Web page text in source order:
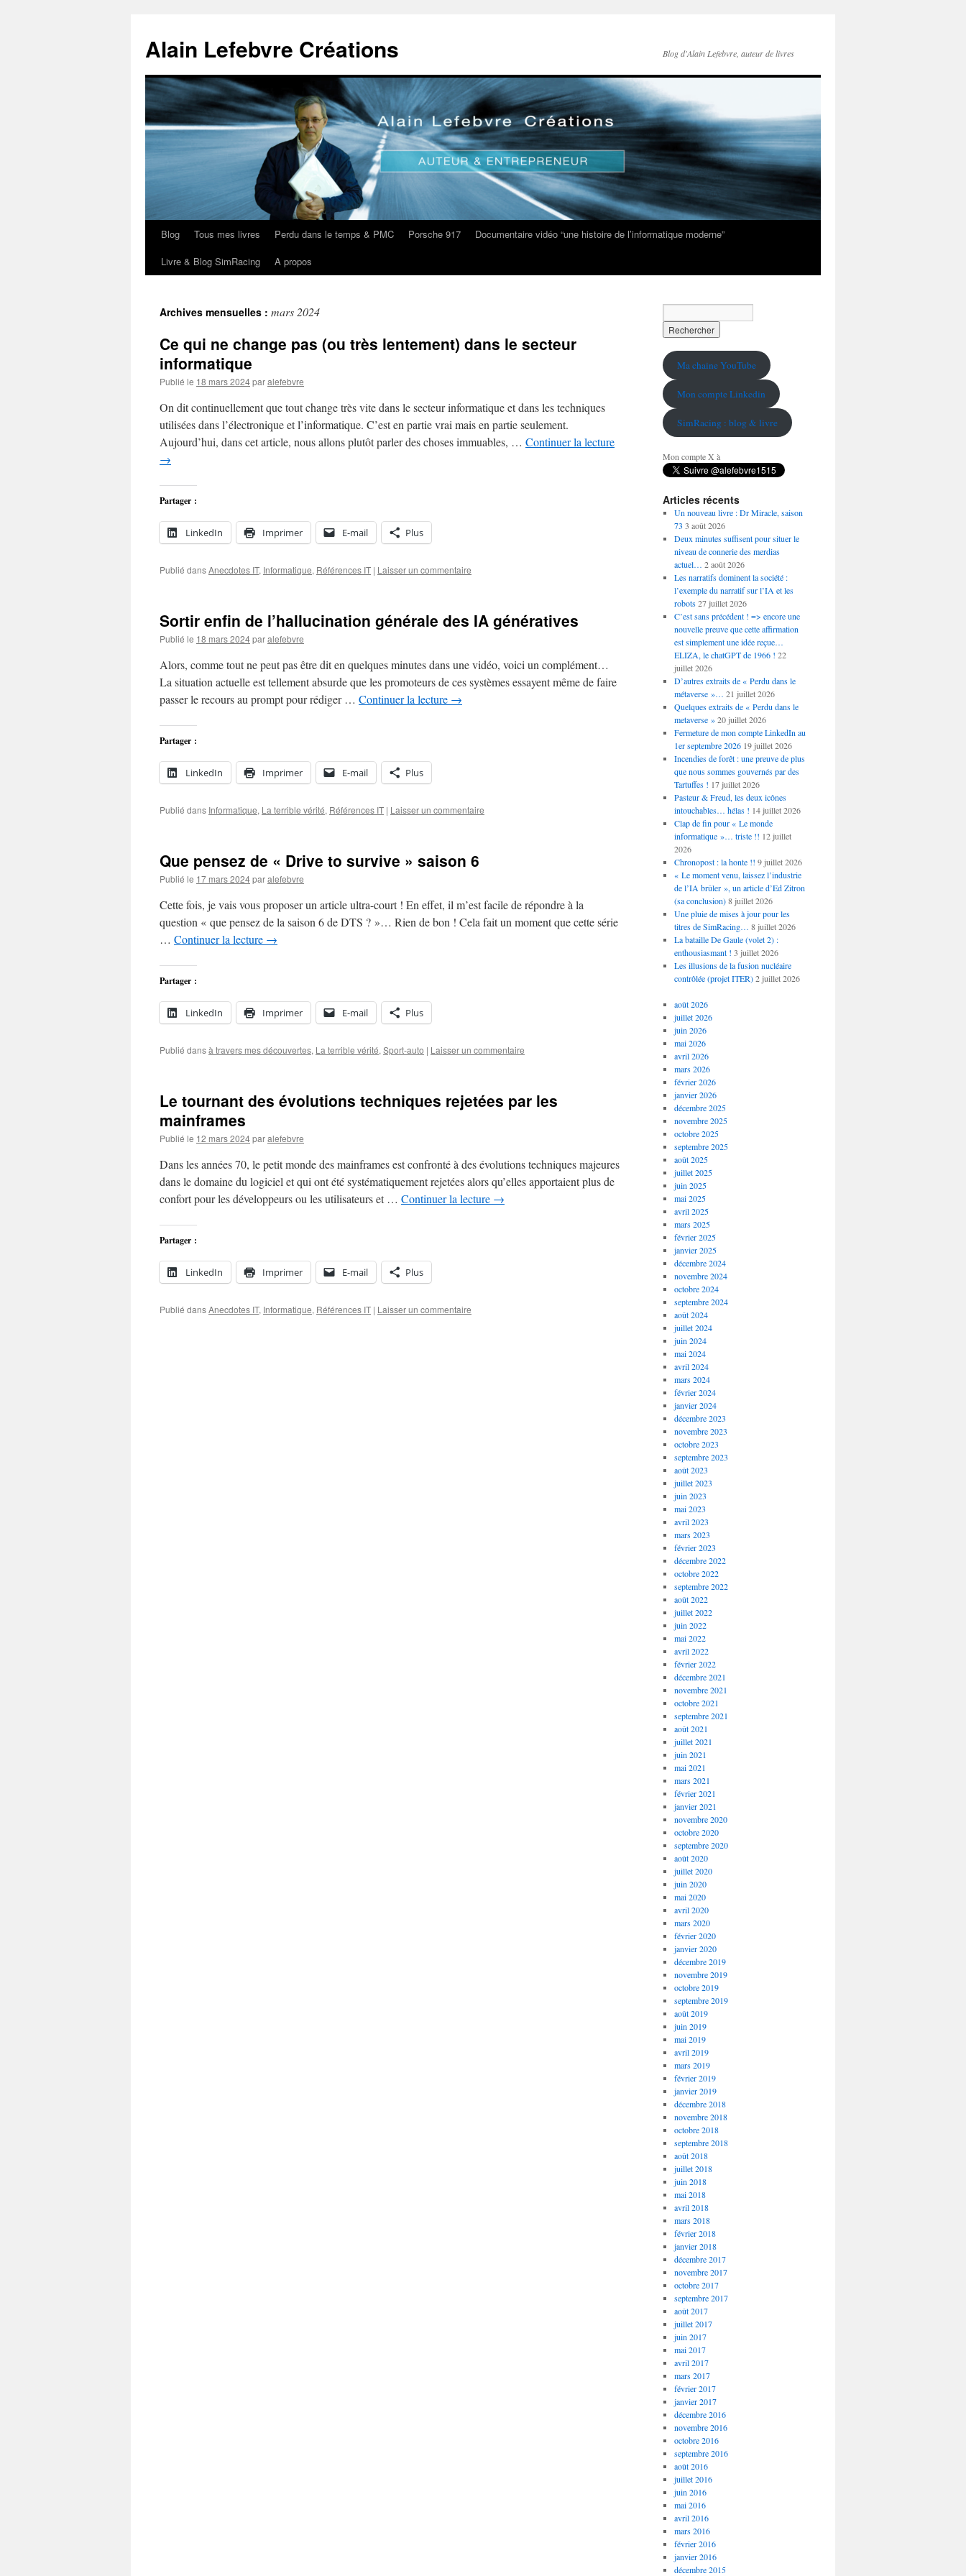
contenu
Alain Lefebvre Créations Blog d'Alain Lefebvre, auteur de livres
Blog Tous mes livres Perdu dans le temps & PMC Porsche 917
Documentaire vidéo “une histoire de l’informatique moderne”
Livre & Blog SimRacing
A propos
Archives mensuelles : mars 2024
Ce qui ne change pas (ou très lentement) dans le secteur
informatique
Publié le 18 mars 2024paralefebvre
On dit continuellement que tout change très vite dans le secteur informatique et dans les techniques
utilisées dans l’électronique et l’informatique. C’est en partie vrai mais en partie seulement.
Aujourd’hui, dans cet article, nous allons plutôt parler des choses immuables, … Continuer la lecture
→
Partager :
LinkedIn Imprimer E-mail Plus
Publié dansAnecdotes IT, Informatique, Références IT | Laisser un commentaire
Sortir enfin de l’hallucination générale des IA génératives
Publié le 18 mars 2024paralefebvre
Alors, comme tout ne peut pas être dit en quelques minutes dans une vidéo, voici un complément…
La situation actuelle est tellement absurde que les promoteurs de ces systèmes essayent même de faire
passer le recours au prompt pour rédiger … Continuer la lecture →
Partager :
LinkedIn Imprimer E-mail Plus
Publié dans Informatique, La terrible vérité, Références IT | Laisser un commentaire
Que pensez de « Drive to survive » saison 6
Publié le 17 mars 2024paralefebvre
Cette fois, je vais vous proposer un article ultra-court ! En effet, il m’est facile de répondre à la
question « que pensez de la saison 6 de DTS ? »… Rien de bon ! Cela fait un moment que cette série
… Continuer la lecture →
Partager :
LinkedIn Imprimer E-mail Plus
Publié dansà travers mes découvertes, La terrible vérité, Sport-auto | Laisser un commentaire
Le tournant des évolutions techniques rejetées par les
mainframes
Publié le 12 mars 2024paralefebvre
Dans les années 70, le petit monde des mainframes est confronté à des évolutions techniques majeures
dans le domaine du logiciel et qui ont été systématiquement rejetées alors qu’elles apportaient plus de
confort pour les développeurs ou les utilisateurs et … Continuer la lecture →
Partager :
LinkedIn Imprimer E-mail Plus
Publié dansAnecdotes IT, Informatique, Références IT | Laisser un commentaire
Ma chaine YouTube
Mon compte Linkedin
SimRacing : blog & livre
Mon compte X à
Articles récents
Un nouveau livre : Dr Miracle, saison
73 3 août 2026
Deux minutes suffisent pour situer le
niveau de connerie des merdias
actuel… 2 août 2026
Les narratifs dominent la société :
l’exemple du narratif sur l’IA et les
robots 27 juillet 2026
C’est sans précédent ! => encore une
nouvelle preuve que cette affirmation
est simplement une idée reçue…
ELIZA, le chatGPT de 1966 ! 22
juillet 2026
D’autres extraits de « Perdu dans le
métaverse »… 21 juillet 2026
Quelques extraits de « Perdu dans le
metaverse » 20 juillet 2026
Fermeture de mon compte LinkedIn au
1er septembre 2026 19 juillet 2026
Incendies de forêt : une preuve de plus
que nous sommes gouvernés par des
Tartuffes ! 17 juillet 2026
Pasteur & Freud, les deux icônes
intouchables… hélas ! 14 juillet 2026
Clap de fin pour « Le monde
informatique »… triste !! 12 juillet
2026
Chronopost : la honte !! 9 juillet 2026
« Le moment venu, laissez l’industrie
de l’IA brûler », un article d’Ed Zitron
(sa conclusion) 8 juillet 2026
Une pluie de mises à jour pour les
titres de SimRacing… 8 juillet 2026
La bataille De Gaule (volet 2) :
enthousiasmant ! 3 juillet 2026
Les illusions de la fusion nucléaire
contrôlée (projet ITER) 2 juillet 2026
août 2026
juillet 2026
juin 2026
mai 2026
avril 2026
mars 2026
février 2026
janvier 2026
décembre 2025
novembre 2025
octobre 2025
septembre 2025
août 2025
juillet 2025
juin 2025
mai 2025
avril 2025
mars 2025
février 2025
janvier 2025
décembre 2024
novembre 2024
octobre 2024
septembre 2024
août 2024
juillet 2024
juin 2024
mai 2024
avril 2024
mars 2024
février 2024
janvier 2024
décembre 2023
novembre 2023
octobre 2023
septembre 2023
août 2023
juillet 2023
juin 2023
mai 2023
avril 2023
mars 2023
février 2023
décembre 2022
octobre 2022
septembre 2022
août 2022
juillet 2022
juin 2022
mai 2022
avril 2022
février 2022
décembre 2021
novembre 2021
octobre 2021
septembre 2021
août 2021
juillet 2021
juin 2021
mai 2021
mars 2021
février 2021
janvier 2021
novembre 2020
octobre 2020
septembre 2020
août 2020
juillet 2020
juin 2020
mai 2020
avril 2020
mars 2020
février 2020
janvier 2020
décembre 2019
novembre 2019
octobre 2019
septembre 2019
août 2019
juin 2019
mai 2019
avril 2019
mars 2019
février 2019
janvier 2019
décembre 2018
novembre 2018
octobre 2018
septembre 2018
août 2018
juillet 2018
juin 2018
mai 2018
avril 2018
mars 2018
février 2018
janvier 2018
décembre 2017
novembre 2017
octobre 2017
septembre 2017
août 2017
juillet 2017
juin 2017
mai 2017
avril 2017
mars 2017
février 2017
janvier 2017
décembre 2016
novembre 2016
octobre 2016
septembre 2016
août 2016
juillet 2016
juin 2016
mai 2016
avril 2016
mars 2016
février 2016
janvier 2016
décembre 2015